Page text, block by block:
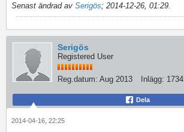
Senast ändrad av Serigös; 2014-12-26, 01:29
Serigös
Registered User
Reg.datum: Aug 2013 Inlägg: 1734
Dela
2014-04-16, 22:25